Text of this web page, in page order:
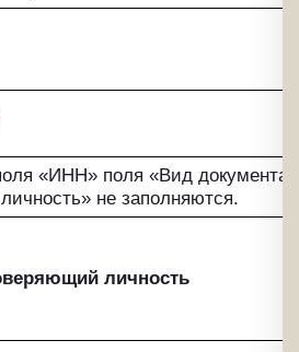
«ИНН» поля «Вид
не заполняются.
личность